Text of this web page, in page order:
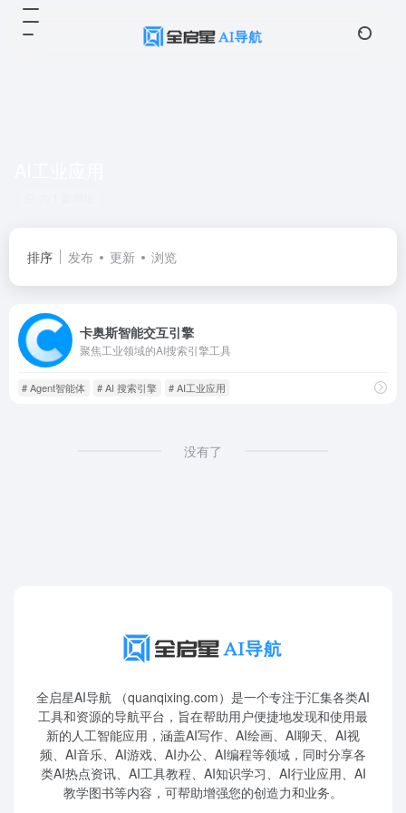
排序 发布 更新 浏览
卡奥斯智能交互引擎
聚焦工业领域的AI搜索引擎工具
# Agent智能体 # AI 搜索引擎 # AI工业应用
没有了
全启星AI导航 （quanqixing.com）是一个专注于汇集各类AI
工具和资源的导航平台，旨在帮助用户便捷地发现和使用最
新的人工智能应用，涵盖AI写作、AI绘画、AI聊天、AI视
频、AI音乐、AI游戏、AI办公、AI编程等领域，同时分享各
类AI热点资讯、AI工具教程、AI知识学习、AI行业应用、AI
教学图书等内容，可帮助增强您的创造力和业务。